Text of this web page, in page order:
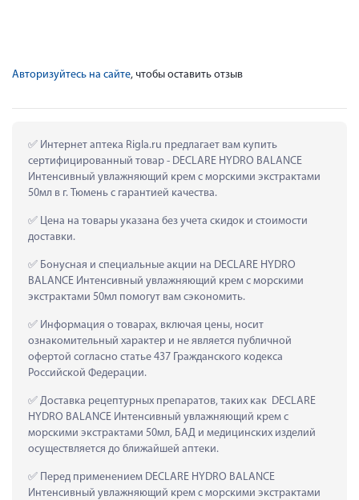
Авторизуйтесь на сайте, чтобы оставить отзыв
Интернет аптека Rigla.ru предлагает вам купить
сертифицированный товар - DECLARE HYDRO BALANCE
Интенсивный увлажняющий крем с морскими экстрактами
50мл в г. Тюмень с гарантией качества.
Цена на товары указана без учета скидок и стоимости
доставки.
Бонусная и специальные акции на DECLARE HYDRO
BALANCE Интенсивный увлажняющий крем с морскими
экстрактами 50мл помогут вам сэкономить.
Информация о товарах, включая цены, носит
ознакомительный характер и не является публичной
офертой согласно статье 437 Гражданского кодекса
Российской Федерации.
Доставка рецептурных препаратов, таких как  DECLARE
HYDRO BALANCE Интенсивный увлажняющий крем с
морскими экстрактами 50мл, БАД и медицинских изделий
осуществляется до ближайшей аптеки.
Перед применением DECLARE HYDRO BALANCE
Интенсивный увлажняющий крем с морскими экстрактами